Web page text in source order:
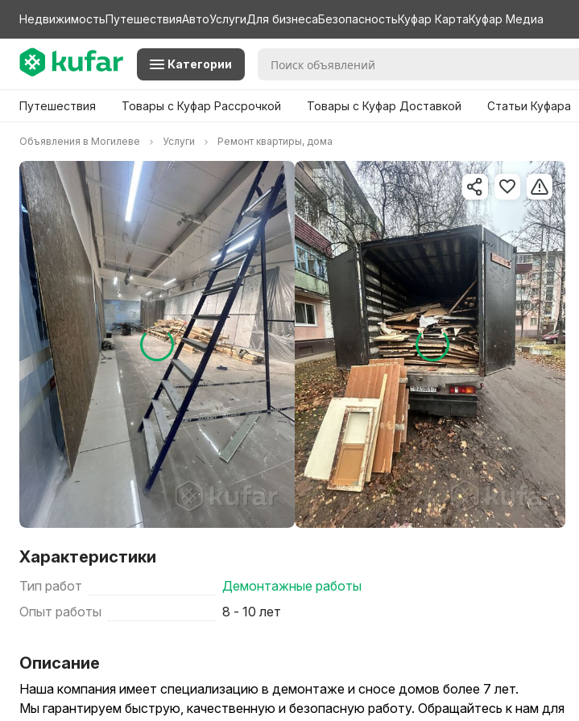
НедвижимостьПутешествияАвтоУслугиДля бизнесаБезопасностьКуфар КартаКуфар Медиа
Категории
Путешествия Товары с Куфар Рассрочкой Товары с Куфар Доставкой Статьи Куфара
Объявления в Могилеве Услуги Ремонт квартиры, дома
Характеристики
Тип работ
Демонтажные работы
Опыт работы
8 - 10 лет
Описание
Наша компания имеет специализацию в демонтаже и сносе домов более 7 лет.
Мы гарантируем быструю, качественную и безопасную работу. Обращайтесь к нам для